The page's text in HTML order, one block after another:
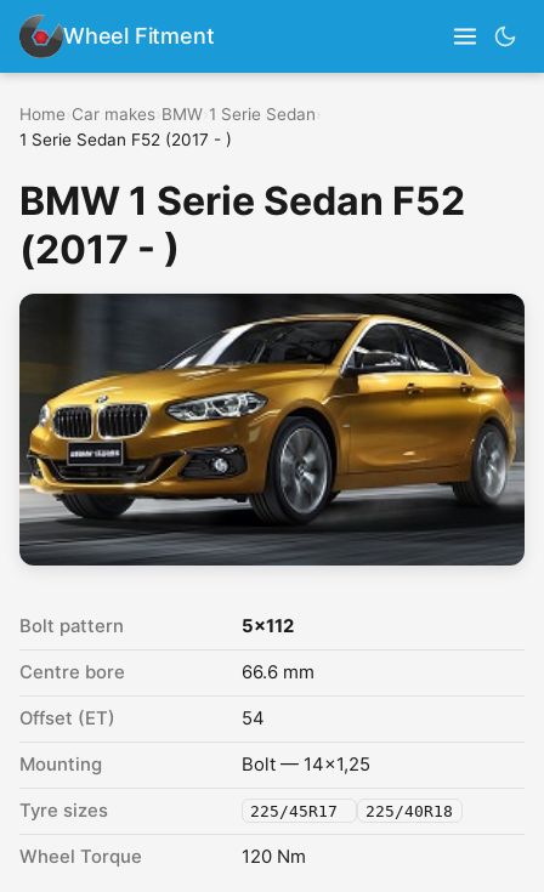
Wheel Fitment
Home Car makes BMW 1 Serie Sedan
1 Serie Sedan F52 (2017 - )
BMW 1 Serie Sedan F52
(2017 - )
Bolt pattern 5x112
Centre bore 66.6 mm
Offset (ET) 54
Mounting Bolt — 14x1,25
Tyre sizes 225/45R17 225/40R18
Wheel Torque 120 Nm